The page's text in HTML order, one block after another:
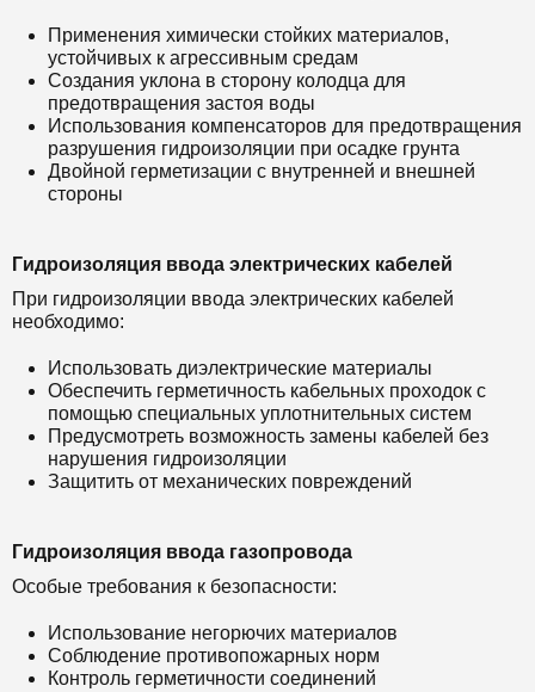
Применения химически стойких материалов,
устойчивых к агрессивным средам
Создания уклона в сторону колодца для
предотвращения застоя воды
Использования компенсаторов для предотвращения
разрушения гидроизоляции при осадке грунта
Двойной герметизации с внутренней и внешней
стороны
Гидроизоляция ввода электрических кабелей
При гидроизоляции ввода электрических кабелей
необходимо:
Использовать диэлектрические материалы
Обеспечить герметичность кабельных проходок с
помощью специальных уплотнительных систем
Предусмотреть возможность замены кабелей без
нарушения гидроизоляции
Защитить от механических повреждений
Гидроизоляция ввода газопровода
Особые требования к безопасности:
Использование негорючих материалов
Соблюдение противопожарных норм
Контроль герметичности соединений